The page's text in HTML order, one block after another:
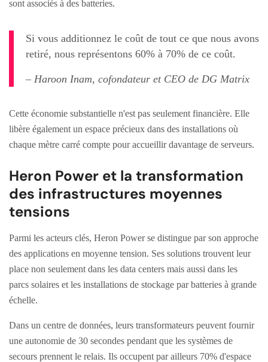
sont associés à des batteries.
Si vous additionnez le coût de tout ce que nous avons
retiré, nous représentons 60% à 70% de ce coût.
– Haroon Inam, cofondateur et CEO de DG Matrix
Cette économie substantielle n'est pas seulement financière. Elle
libère également un espace précieux dans des installations où
chaque mètre carré compte pour accueillir davantage de serveurs.
Heron Power et la transformation
des infrastructures moyennes
tensions
Parmi les acteurs clés, Heron Power se distingue par son approche
des applications en moyenne tension. Ses solutions trouvent leur
place non seulement dans les data centers mais aussi dans les
parcs solaires et les installations de stockage par batteries à grande
échelle.
Dans un centre de données, leurs transformateurs peuvent fournir
une autonomie de 30 secondes pendant que les systèmes de
secours prennent le relais. Ils occupent par ailleurs 70% d'espace